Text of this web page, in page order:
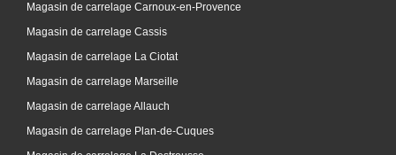
Magasin de carrelage Carnoux-en-Provence
Magasin de carrelage Cassis
Magasin de carrelage La Ciotat
Magasin de carrelage Marseille
Magasin de carrelage Allauch
Magasin de carrelage Plan-de-Cuques